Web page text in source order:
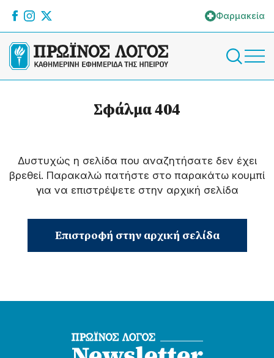
Φαρμακεία
Σφάλμα 404
Δυστυχώς η σελίδα που αναζητήσατε δεν έχει
βρεθεί. Παρακαλώ πατήστε στο παρακάτω κουμπί
για να επιστρέψετε στην αρχική σελίδα
Επιστροφή στην αρχική σελίδα